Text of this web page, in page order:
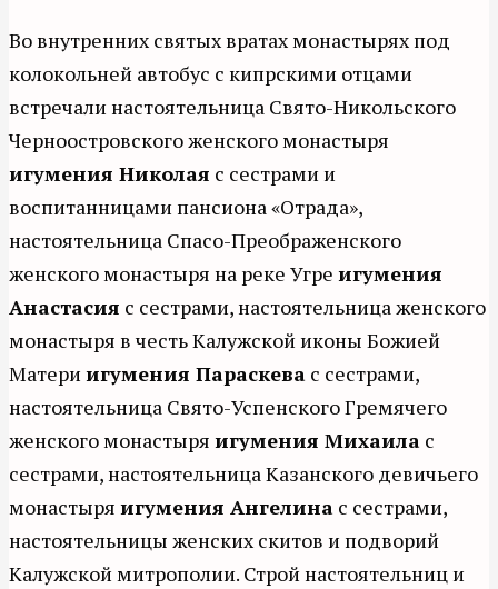
Во внутренних святых вратах монастырях под
колокольней автобус с кипрскими отцами
встречали настоятельница Свято-Никольского
Черноостровского женского монастыря
игумения Николая с сестрами и
воспитанницами пансиона «Отрада»,
настоятельница Спасо-Преображенского
женского монастыря на реке Угре игумения
Анастасия с сестрами, настоятельница женского
монастыря в честь Калужской иконы Божией
Материигумения Параскева с сестрами,
настоятельница Свято-Успенского Гремячего
женского монастыря игумения Михаила с
сестрами, настоятельница Казанского девичьего
монастыря игумения Ангелина с сестрами,
настоятельницы женских скитов и подворий
Калужской митрополии. Строй настоятельниц и